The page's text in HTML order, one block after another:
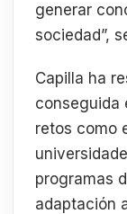
generar
sociedad”,
Capilla ha
conseguida
retos como
programas
adaptación